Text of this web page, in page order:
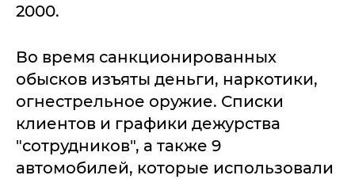
2000.
Во время санкционированных
обысков изъяты деньги, наркотики,
огнестрельное оружие. Списки
клиентов и графики дежурства
"сотрудников", а также 9
автомобилей, которые использовали